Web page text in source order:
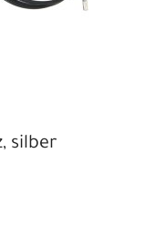
silber